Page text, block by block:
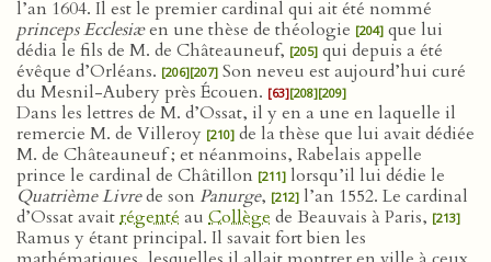
l’an 1604. Il est le premier cardinal qui ait été nommé
princeps Ecclesiæen une thèse de théologie [204] que lui
dédia le fils de M. de Châteauneuf, [205] qui depuis a été
évêque d’Orléans. [206][207] Son neveu est aujourd’hui curé
du Mesnil-Aubery près Écouen. [63][208][209]
Dans les lettres de M. d’Ossat, il y en a une en laquelle il
remercie M. de Villeroy [210] de la thèse que lui avait dédiée
M. de Châteauneuf ; et néanmoins, Rabelais appelle
prince le cardinal de Châtillon [211] lorsqu’il lui dédie le
Quatrième Livrede son Panurge, [212] l’an 1552. Le cardinal
d’Ossat avaitrégenté au Collège de Beauvais à Paris, [213]
Ramus y étant principal. Il savait fort bien les